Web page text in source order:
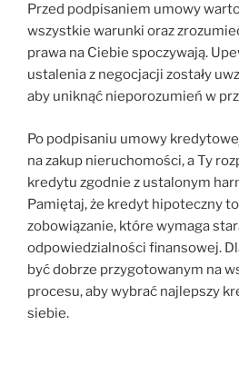
Przed podpisaniem umowy
wszystkie warunki oraz
prawa na Ciebie spoczywają.
ustalenia z negocjacji zostały
aby uniknąć nieporozumień w
Po podpisaniu umowy
na zakup nieruchomości, a Ty
kredytu zgodnie z ustalonym
Pamiętaj, że kredyt hipoteczny
zobowiązanie, które wymaga
odpowiedzialności finansowej.
być dobrze przygotowanym na
procesu, aby wybrać najlepszy
siebie.